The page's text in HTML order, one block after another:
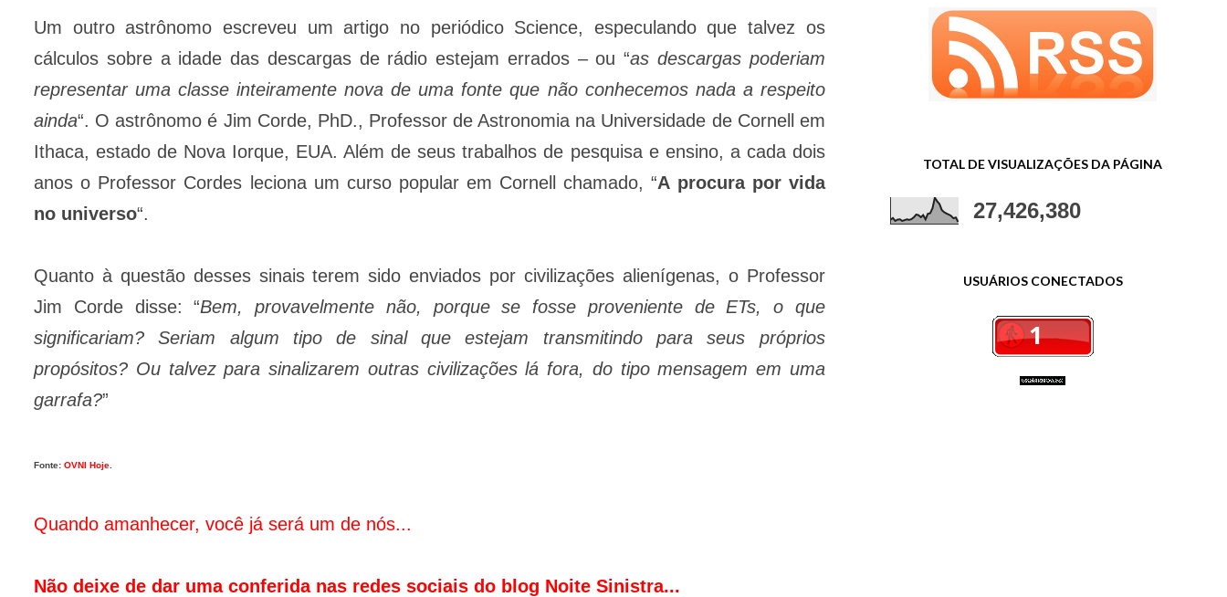
Um outro astrônomo escreveu um artigo no periódico Science, especulando que talvez os
cálculos sobre a idade das descargas de rádio estejam errados – ou “as descargas poderiam
representar uma classe inteiramente nova de uma fonte que não conhecemos nada a respeito
ainda“. O astrônomo é Jim Corde, PhD., Professor de Astronomia na Universidade de Cornell em
Ithaca, estado de Nova Iorque, EUA. Além de seus trabalhos de pesquisa e ensino, a cada dois
anos o Professor Cordes leciona um curso popular em Cornell chamado, “A procura por vida
no universo“.
Quanto à questão desses sinais terem sido enviados por civilizações alienígenas, o Professor
Jim Corde disse: “Bem, provavelmente não, porque se fosse proveniente de ETs, o que
significariam? Seriam algum tipo de sinal que estejam transmitindo para seus próprios
propósitos? Ou talvez para sinalizarem outras civilizações lá fora, do tipo mensagem em uma
garrafa?”
Fonte: OVNI Hoje
Quando amanhecer, você já será um de nós...
Não deixe de dar uma conferida nas redes sociais do blog Noite Sinistra...
TOTAL DE VISUALIZAÇÕES DA PÁGINA
27,426,380
USUÁRIOS CONECTADOS